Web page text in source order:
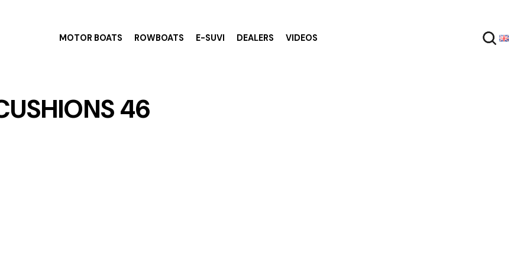
MOTOR BOATS ROWBOATS E-SUVI DEALERS VIDEOS
46